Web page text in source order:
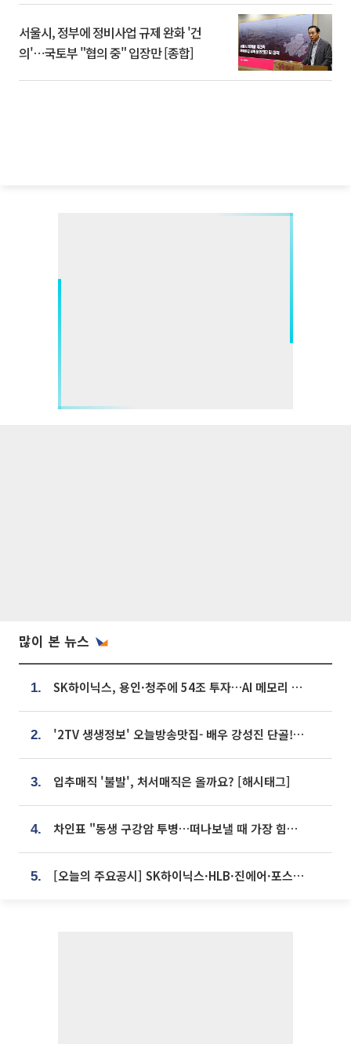
서울시, 정부에 정비사업 규제 완화 '건
의'⋯국토부 "협의 중" 입장만 [종합]
많이 본 뉴스
1. SK하이닉스, 용인·청주에 54조 투자…AI 메모리 생산기지 키운다
2. '2TV 생생정보' 오늘방송맛집- 배우 강성진 단골! 쌀국수ㆍ푸팟퐁 커리 맛집 '블○○○'
3. 입추매직 '불발', 처서매직은 올까요? [해시태그]
4. 차인표 "동생 구강암 투병…떠나보낼 때 가장 힘들었다”
5. [오늘의 주요공시] SK하이닉스·HLB·진에어·포스코홀딩스·네이버·대우건설 등